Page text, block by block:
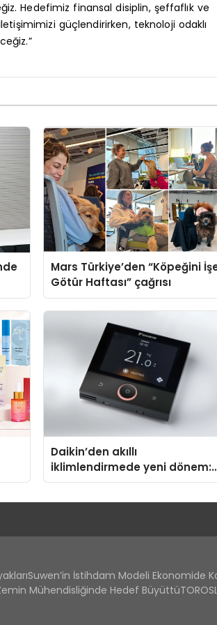
Hedefimiz finansal disiplin, şeffaflık ve
güçlendirirken, teknoloji odaklı
Mars Türkiye’den “Köpeğini
Götür Haftası” çağrısı
Daikin’den akıllı
iklimlendirmede yeni dönem:
Madoka Plus Türkiye’de
Suwen’in İstihdam Modeli Ekonomide
Mühendisliğinde Hedef Büyüttü